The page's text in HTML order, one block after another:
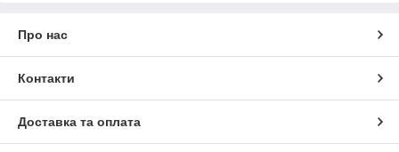
Про нас
Контакти
Доставка та оплата